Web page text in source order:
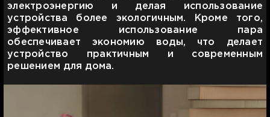
электроэнергию и делая использование
устройства более экологичным. Кроме того,
эффективное использование пара
обеспечивает экономию воды, что делает
устройство практичным и современным
решением для дома.